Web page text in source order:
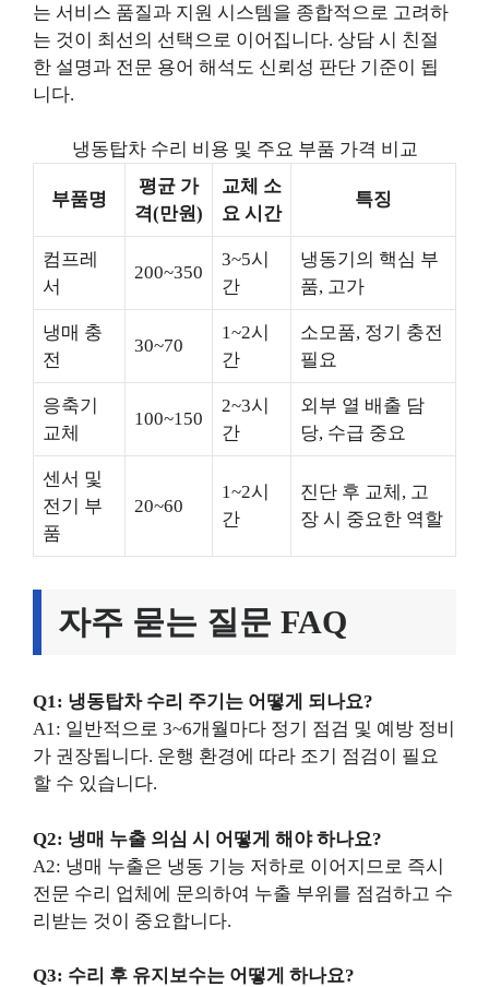
는 서비스 품질과 지원 시스템을 종합적으로 고려하
는 것이 최선의 선택으로 이어집니다. 상담 시 친절
한 설명과 전문 용어 해석도 신뢰성 판단 기준이 됩
니다.
냉동탑차 수리 비용 및 주요 부품 가격 비교
부품명
평균 가
격(만원)
교체 소
요 시간
특징
컴프레
서
200~350
3~5시
간
냉동기의 핵심 부
품, 고가
냉매 충
전
30~70
1~2시
간
소모품, 정기 충전
필요
응축기
교체
100~150
2~3시
간
외부 열 배출 담
당, 수급 중요
센서 및
전기 부
품
20~60
1~2시
간
진단 후 교체, 고
장 시 중요한 역할
자주 묻는 질문 FAQ
Q1: 냉동탑차 수리 주기는 어떻게 되나요?
A1: 일반적으로 3~6개월마다 정기 점검 및 예방 정비
가 권장됩니다. 운행 환경에 따라 조기 점검이 필요
할 수 있습니다.
Q2: 냉매 누출 의심 시 어떻게 해야 하나요?
A2: 냉매 누출은 냉동 기능 저하로 이어지므로 즉시
전문 수리 업체에 문의하여 누출 부위를 점검하고 수
리받는 것이 중요합니다.
Q3: 수리 후 유지보수는 어떻게 하나요?